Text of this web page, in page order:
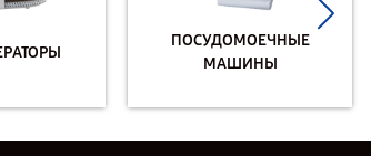
ПОСУДОМОЕЧНЫЕ
МАШИНЫ